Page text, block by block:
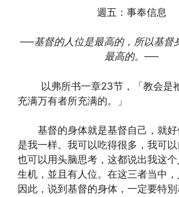
週五：事奉信息
──基督的人位是最高的，所以基督
最高的。 ──
以弗所书一章23节，「教会是
充满万有者所充满的。」
基督的身体就是基督自己，就好
是我一样。我可以吃得很多，我可
也可以用头脑思考，这都说出我这
生机，並且有人位。在这三者当中，
因此，说到基督的身体，一定要特